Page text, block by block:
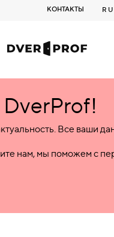
КОНТАКТЫ RU
Все ваши
нам, мы поможем с